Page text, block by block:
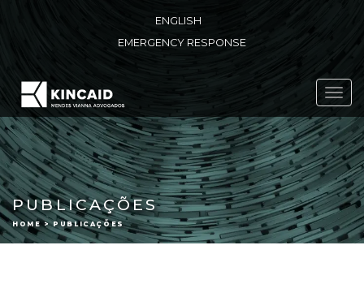
ENGLISH
EMERGENCY RESPONSE
PUBLICAÇÕES
HOME > PUBLICAÇÕES